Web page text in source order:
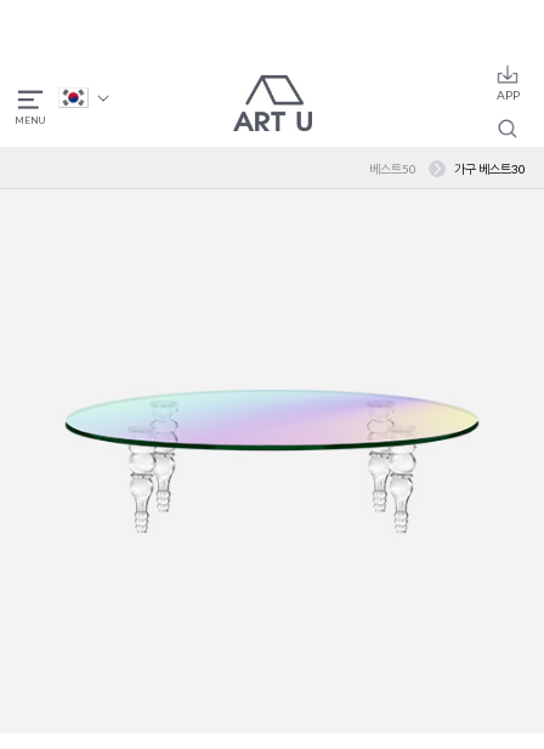
베스트50 가구 베스트30